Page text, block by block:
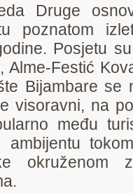
Druge
poznatom
Posjetu
Alme-Festić
Bijambare se
visoravni, na
među
ambijentu
okruženom